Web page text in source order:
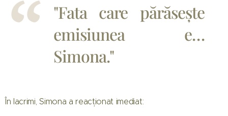
"Fata care părăsește
emisiunea e…
Simona."
În lacrimi, Simona a reacționat imediat: